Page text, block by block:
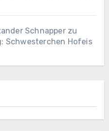
Schnapperzu
Schwesterchen Hofeis